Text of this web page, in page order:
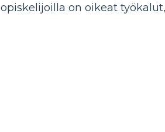
opiskelijoilla on oikeat